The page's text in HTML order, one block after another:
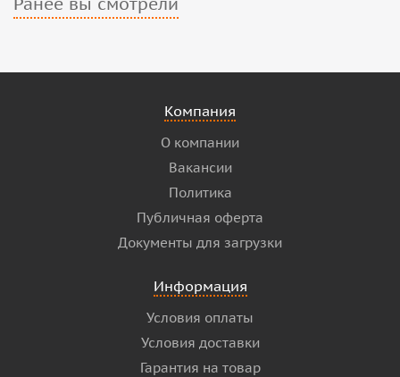
Компания
О компании
Вакансии
Политика
Публичная оферта
Документы для загрузки
Информация
Условия оплаты
Условия доставки
Гарантия на товар